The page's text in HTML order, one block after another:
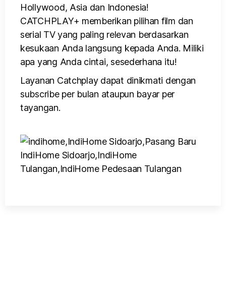
Hollywood, Asia dan Indonesia!
CATCHPLAY+ memberikan pilihan film dan
serial TV yang paling relevan berdasarkan
kesukaan Anda langsung kepada Anda. Miliki
apa yang Anda cintai, sesederhana itu!
Layanan Catchplay dapat dinikmati dengan
subscribe per bulan ataupun bayar per
tayangan.